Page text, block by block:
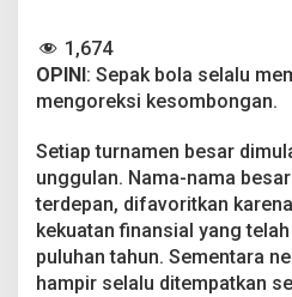
e
e
g
k
p
1,674
OPINI : Sepak bola selalu
mengoreksi kesombongan.
Setiap turnamen besar
unggulan. Nama-nama
terdepan, difavoritkan
kekuatan finansial yang
puluhan tahun. Sementara
hampir selalu ditempatkan